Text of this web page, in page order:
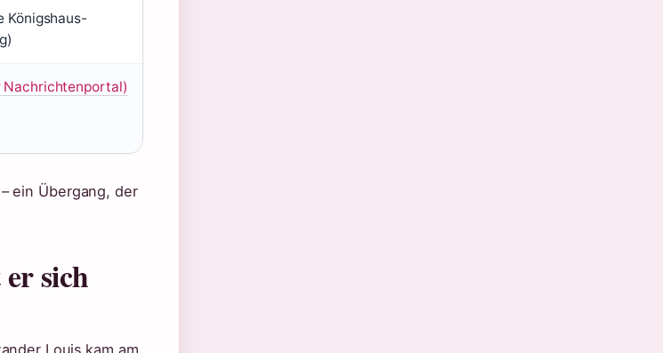
Königshaus-
Nachrichtenportal)
ein Übergang, der
sich